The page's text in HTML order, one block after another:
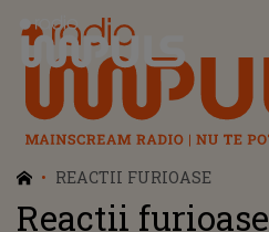
Radio Impuls
REACTII FURIOASE
Reactii furioase